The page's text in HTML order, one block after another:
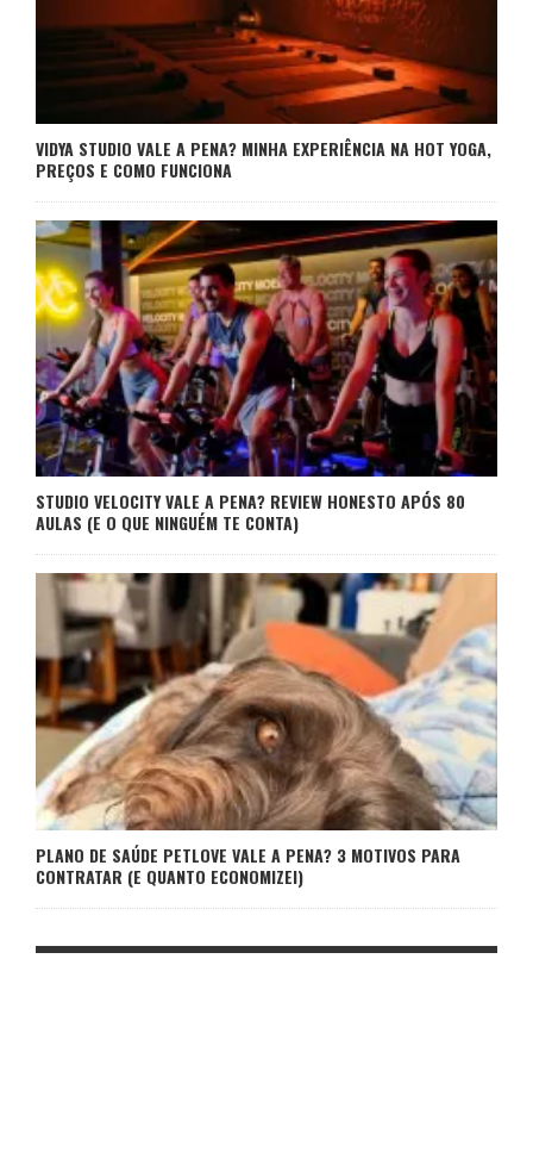
VIDYA STUDIO VALE A PENA? MINHA EXPERIÊNCIA NA HOT YOGA,
PREÇOS E COMO FUNCIONA
STUDIO VELOCITY VALE A PENA? REVIEW HONESTO APÓS 80
AULAS (E O QUE NINGUÉM TE CONTA)
PLANO DE SAÚDE PETLOVE VALE A PENA? 3 MOTIVOS PARA
CONTRATAR (E QUANTO ECONOMIZEI)